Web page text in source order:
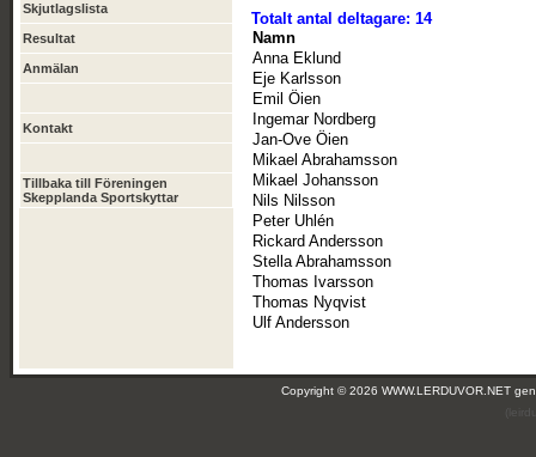
Skjutlagslista
Resultat
Anmälan
Kontakt
Tillbaka till Föreningen
Skepplanda Sportskyttar
Totalt antal deltagare: 14
Namn
Anna Eklund
Eje Karlsson
Emil Öien
Ingemar Nordberg
Jan-Ove Öien
Mikael Abrahamsson
Mikael Johansson
Nils Nilsson
Peter Uhlén
Rickard Andersson
Stella Abrahamsson
Thomas Ivarsson
Thomas Nyqvist
Ulf Andersson
Copyright © 2026 WWW.LERDUVOR.NET